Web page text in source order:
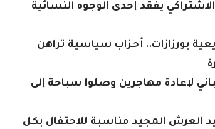
يفقد إحدى الوجوه النسائية
بورزازات.. أحزاب سياسية تراهن
لإعادة مهاجرين وصلوا سباحة إلى
العرش المجيد مناسبة للاحتفال بكل